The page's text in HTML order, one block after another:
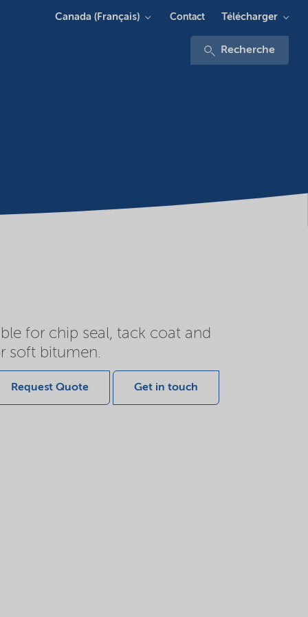
Recherche
Canada (Français) Contact Télécharger
for chip seal, tack coat and
soft bitumen.
Request Quote Get in touch